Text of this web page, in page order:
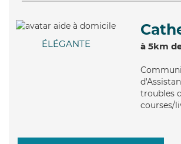
ÉLÉGANTE à 5km
troubles
courses/